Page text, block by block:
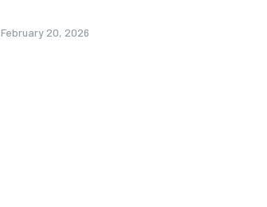
February 20, 2026